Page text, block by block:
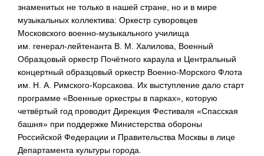
знаменитых не только в нашей стране, но и в мире
музыкальных коллектива: Оркестр суворовцев
Московского военно-музыкального училища
им. генерал-лейтенанта В. М. Халилова , Военный
Образцовый оркестр Почётного караула и Центральный
концертный образцовый оркестр Военно-Морского Флота
им. Н. А. Римского-Корсакова. Их выступление дало старт
программе «Военные оркестры в парках», которую
четвёртый год проводит Дирекция Фестиваля «Спасская
башня» при поддержке Министерства обороны
Российской Федерации и Правительства Москвы в лице
Департамента культуры города.